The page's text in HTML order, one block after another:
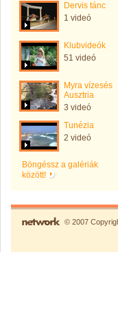
Dervis tánc
1 videó
Klubvideók
51 videó
Myra vízesés
Ausztria
3 videó
Tunézia
2 videó
Böngéssz a galériák
között!
© 2007